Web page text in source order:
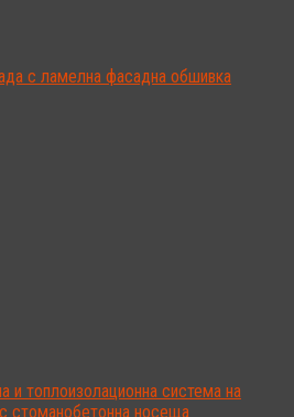
с ламелна фасадна обшивка
и топлоизолационна система на
стоманобетонна носеща